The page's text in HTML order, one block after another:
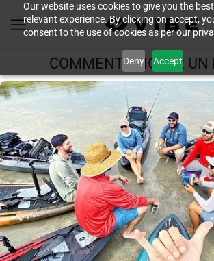
Our website uses cookies to give you the
relevant experience. By clicking on accept,
consent to the use of cookies as per our
Deny Accept
COMMENT CHOISIR UN